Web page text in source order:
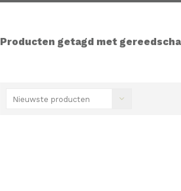
Producten getagd met
Nieuwste producten